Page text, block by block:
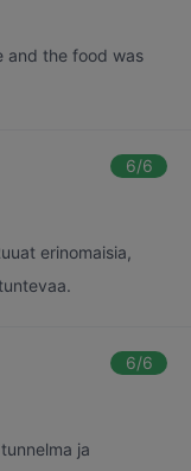
and the food was
6/6
erinomaisia,
6/6
ja